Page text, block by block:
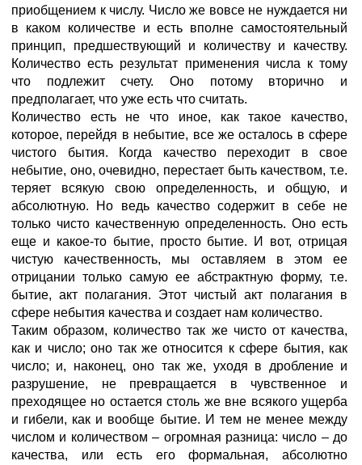
приобщением к числу. Число же вовсе не нуждается ни
в каком количестве и есть вполне самостоятельный
принцип, предшествующий и количеству и качеству.
Количество есть результат применения числа к тому
что подлежит счету. Оно потому вторично и
предполагает, что уже есть что считать.
Количество есть не что иное, как такое качество,
которое, перейдя в небытие, все же осталось в сфере
чистого бытия. Когда качество переходит в свое
небытие, оно, очевидно, перестает быть качеством, т.е.
теряет всякую свою определенность, и общую, и
абсолютную. Но ведь качество содержит в себе не
только чисто качественную определенность. Оно есть
еще и какое-то бытие, просто бытие. И вот, отрицая
чистую качественность, мы оставляем в этом ее
отрицании только самую ее абстрактную форму, т.е.
бытие, акт полагания. Этот чистый акт полагания в
сфере небытия качества и создает нам количество.
Таким образом, количество так же чисто от качества,
как и число; оно так же относится к сфере бытия, как
число; и, наконец, оно так же, уходя в дробление и
разрушение, не превращается в чувственное и
преходящее но остается столь же вне всякого ущерба
и гибели, как и вообще бытие. И тем не менее между
числом и количеством – огромная разница: число – до
качества, или есть его формальная, абсолютно